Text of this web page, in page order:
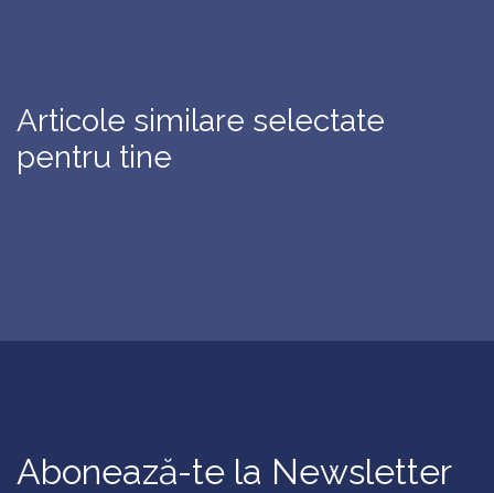
Articole similare selectate
pentru tine
Abonează-te la Newsletter